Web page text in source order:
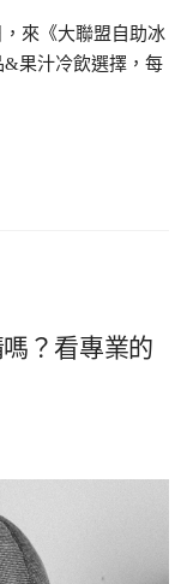
來《大聯盟自助冰
&果汁冷飲選擇，每
？看專業的